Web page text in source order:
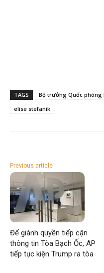
TAGS Bộ trưởng Quốc phòng
elise stefanik
Previous article
Để giành quyền tiếp cận
thông tin Tòa Bạch Ốc, AP
tiếp tục kiện Trump ra tòa